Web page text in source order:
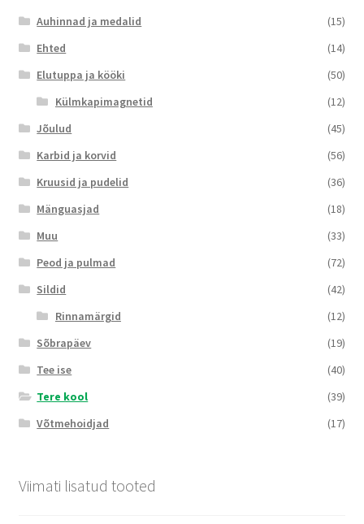
Auhinnad ja medalid
(15)
Ehted
(14)
Elutuppa ja kööki
(50)
Külmkapimagnetid
(12)
Jõulud
(45)
Karbid ja korvid
(56)
Kruusid ja pudelid
(36)
Mänguasjad
(18)
Muu
(33)
Peod ja pulmad
(72)
Sildid
(42)
Rinnamärgid
(12)
Sõbrapäev
(19)
Tee ise
(40)
Tere kool
(39)
Võtmehoidjad
(17)
Viimati lisatud tooted